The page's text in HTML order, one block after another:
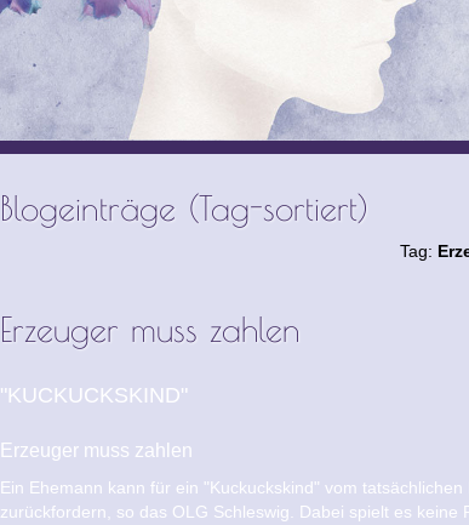
Blogeinträge (Tag-sortiert)
Tag:
Erzeuger muss zahlen
"KUCKUCKSKIND"
Erzeuger muss zahlen
Ein Ehemann kann für ein "Kuckuckskind" vom
zurückfordern, so das OLG Schleswig. Dabei spielt es